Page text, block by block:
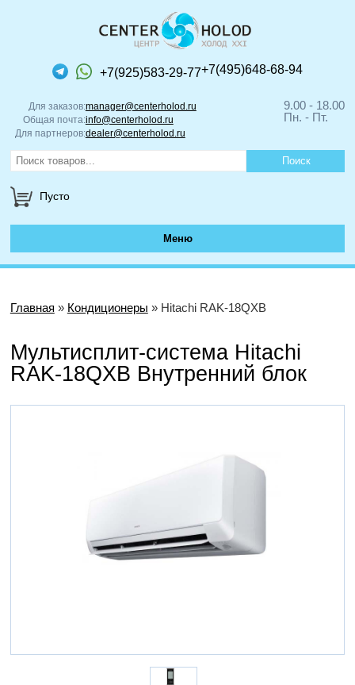
+7(925)583-29-77+7(495)648-68-94
Для заказов:manager@centerholod.ru
Общая почта:info@centerholod.ru
Для партнеров:dealer@centerholod.ru
9.00 - 18.00
Пн. - Пт.
Пусто
Меню
Главная » Кондиционеры » Hitachi RAK-18QXB
Мультисплит-система Hitachi
RAK-18QXB Внутренний блок